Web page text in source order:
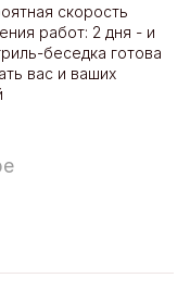
скорость
работ: 2 дня - и
беседка готова
вас и ваших